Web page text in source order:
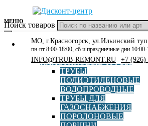
Поиск товаров
МЕНЮ
КАТАЛОГ
РАСПРОДАЖА
ПЛАСТИКОВЫЕ ТРУБЫ
ТРУБЫ
ПОЛИЭТИЛЕНОВЫЕ
ВОДОПРОВОДНЫЕ
ТРУБЫ ДЛЯ
ГАЗОСНАБЖЕНИЯ
ПОРОЛОНОВЫЕ
МО, г.Красногорск, ул.Ильинский
пн-пт 8:00-18:00, сб и праздничные дни
INFO@TRUB-REMONT.RU +7 (926)
Главная »Болт М16 ГОСТ 7798-70
Болт М16 ГОСТ